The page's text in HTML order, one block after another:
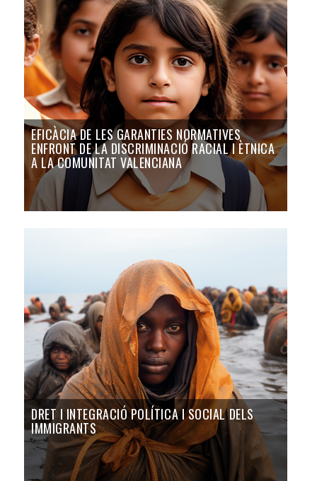
EFICÀCIA DE LES GARANTIES NORMATIVES
ENFRONT DE LA DISCRIMINACIÓ RACIAL I ÈTNICA
A LA COMUNITAT VALENCIANA
DRET I INTEGRACIÓ POLÍTICA I SOCIAL DELS
IMMIGRANTS